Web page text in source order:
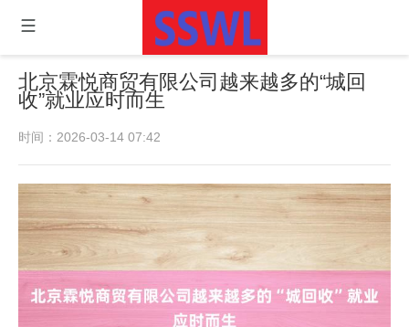
北京霖悦商贸有限公司越来越多的“城回
收”就业应时而生
时间：2026-03-14 07:42